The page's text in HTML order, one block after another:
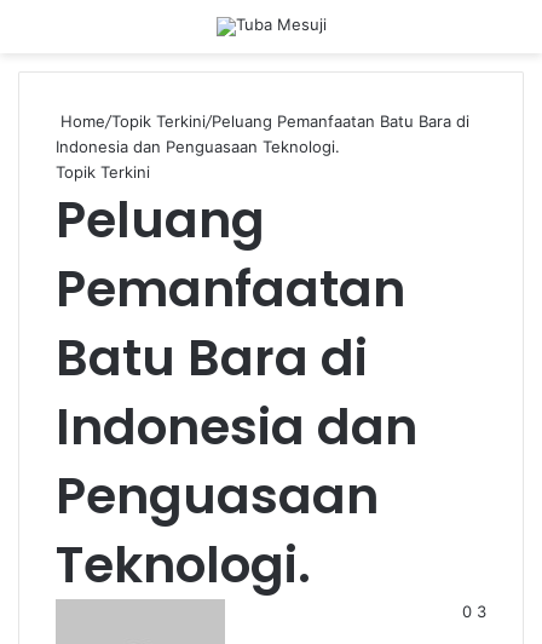
Home/Topik Terkini/Peluang Pemanfaatan Batu Bara di
Indonesia dan Penguasaan Teknologi.
Topik Terkini
Peluang
Pemanfaatan
Batu Bara di
Indonesia dan
Penguasaan
Teknologi.
0 3